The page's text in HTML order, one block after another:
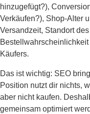
hinzugefügt?),
Verkäufen?), Shop-Alter
Versandzeit, Standort
Käufers.
Das ist wichtig: SEO
Position nutzt dir nichts,
aber nicht kaufen.
gemeinsam optimiert